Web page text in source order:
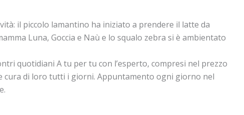
il piccolo lamantino ha iniziato a prendere il latte da
Luna, Goccia e Naù e lo squalo zebra si è ambientato
quotidiani A tu per tu con l’esperto, compresi nel prezzo
cura di loro tutti i giorni. Appuntamento ogni giorno nel